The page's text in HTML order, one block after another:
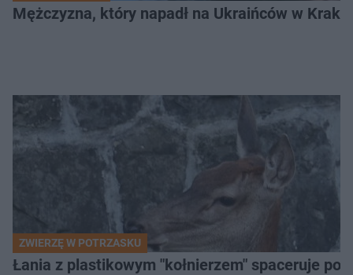
Mężczyzna, który napadł na Ukraińców w
ZWIERZĘ W POTRZASKU
Łania z plastikowym "kołnierzem" spaceruje po